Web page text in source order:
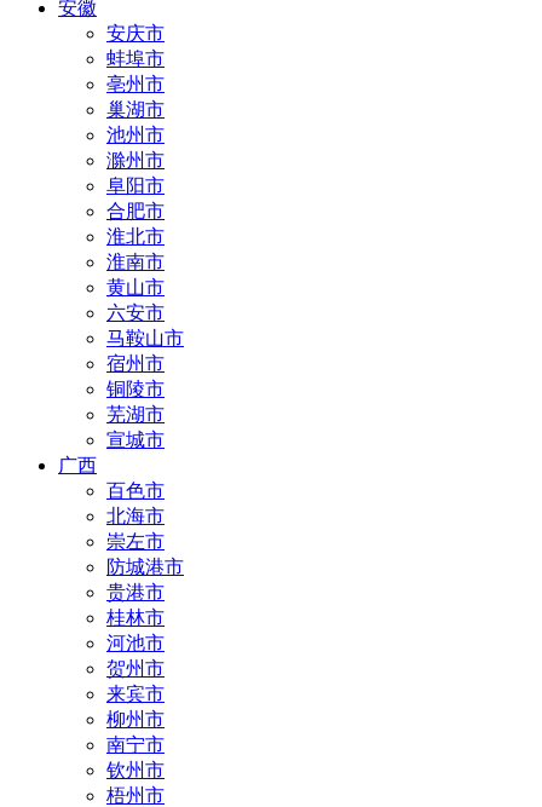
安徽
安庆市
蚌埠市
亳州市
巢湖市
池州市
滁州市
阜阳市
合肥市
淮北市
淮南市
黄山市
六安市
马鞍山市
宿州市
铜陵市
芜湖市
宣城市
广西
百色市
北海市
崇左市
防城港市
贵港市
桂林市
河池市
贺州市
来宾市
柳州市
南宁市
钦州市
梧州市